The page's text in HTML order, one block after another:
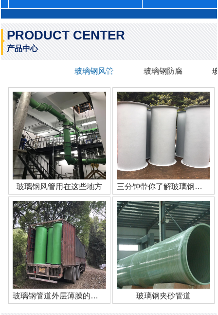
PRODUCT CENTER
产品中心
玻璃钢风管 玻璃钢防腐
玻璃钢风管用在这些地方 三分钟带你了解玻璃钢管道
玻璃钢管道外层薄膜的作用 玻璃钢夹砂管道